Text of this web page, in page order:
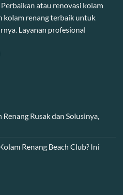
atau renovasi kolam
kolam renang terbaik untuk
Layanan profesional
Rusak dan Solusinya,
Renang Beach Club? Ini